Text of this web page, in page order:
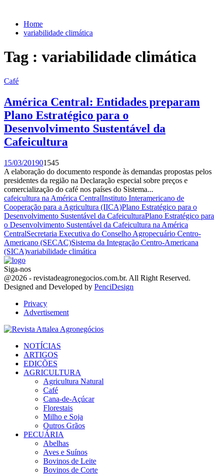
Home
variabilidade climática
Tag : variabilidade climática
Café
América Central: Entidades preparam
Plano Estratégico para o
Desenvolvimento Sustentável da
Cafeicultura
15/03/201901545
A elaboração do documento responde às demandas propostas pelos
presidentes da região na Declaração especial sobre preços e
comercialização do café nos países do Sistema...
cafeicultura na América CentralInstituto Interamericano de
Cooperação para a Agricultura (IICA)Plano Estratégico para o
Desenvolvimento Sustentável da CafeiculturaPlano Estratégico para
o Desenvolvimento Sustentável da Cafeicultura na América
CentralSecretaria Executiva do Conselho Agropecuário Centro-
Americano (SECAC)Sistema da Integração Centro-Americana
(SICA)variabilidade climática
Siga-nos
Facebook
Twitter
Instagram
Linkedin
Youtube
Email
@2026 - revistadeagronegocios.com.br. All Right Reserved.
Designed and Developed by PenciDesign
Privacy
Advertisement
NOTÍCIAS
ARTIGOS
EDIÇÕES
AGRICULTURA
Agricultura Natural
Café
Cana-de-Açúcar
Florestais
Milho e Soja
Outros Grãos
PECUÁRIA
Abelhas
Aves e Suínos
Bovinos de Leite
Bovinos de Corte